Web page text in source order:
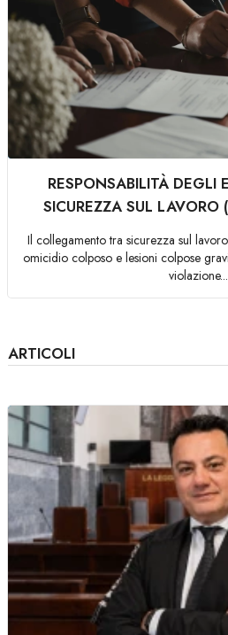
RESPONSABILITÀ DEGLI
SICUREZZA SUL
Il collegamento tra sicurezza sul
omicidio colposo e lesioni colpose
violazione...
ARTICOLI